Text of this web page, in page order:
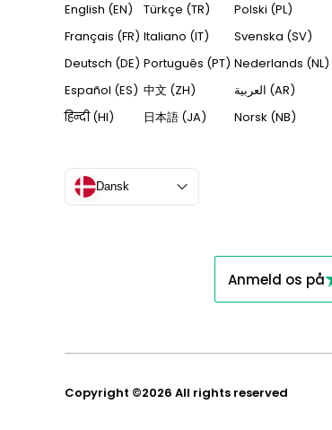
English (EN)
Français (FR)
Deutsch (DE)
Español (ES)
हिन्दी (HI)
Türkçe (TR)
Italiano (IT)
Português (PT)
中文 (ZH)
日本語 (JA)
Polski (PL)
Svenska (SV)
Nederlands (NL)
العربية (AR)
Norsk (NB)
Dansk
Anmeld os på
Copyright ©2026 All rights reserved